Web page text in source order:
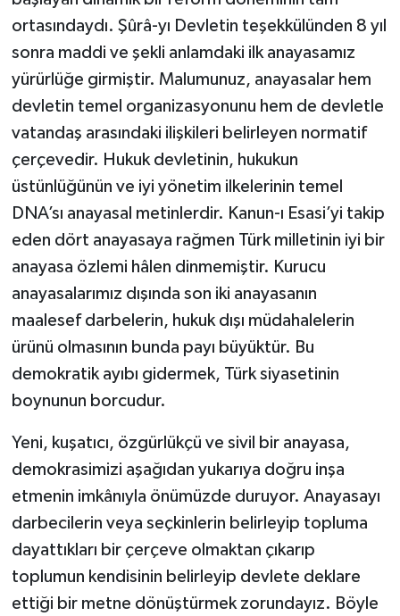
ortasındaydı. Şûrâ-yı Devletin teşekkülünden 8 yıl
sonra maddi ve şekli anlamdaki ilk anayasamız
yürürlüğe girmiştir. Malumunuz, anayasalar hem
devletin temel organizasyonunu hem de devletle
vatandaş arasındaki ilişkileri belirleyen normatif
çerçevedir. Hukuk devletinin, hukukun
üstünlüğünün ve iyi yönetim ilkelerinin temel
DNA’sı anayasal metinlerdir. Kanun-ı Esasi’yi takip
eden dört anayasaya rağmen Türk milletinin iyi bir
anayasa özlemi hâlen dinmemiştir. Kurucu
anayasalarımız dışında son iki anayasanın
maalesef darbelerin, hukuk dışı müdahalelerin
ürünü olmasının bunda payı büyüktür. Bu
demokratik ayıbı gidermek, Türk siyasetinin
boynunun borcudur.
Yeni, kuşatıcı, özgürlükçü ve sivil bir anayasa,
demokrasimizi aşağıdan yukarıya doğru inşa
etmenin imkânıyla önümüzde duruyor. Anayasayı
darbecilerin veya seçkinlerin belirleyip topluma
dayattıkları bir çerçeve olmaktan çıkarıp
toplumun kendisinin belirleyip devlete deklare
ettiği bir metne dönüştürmek zorundayız. Böyle